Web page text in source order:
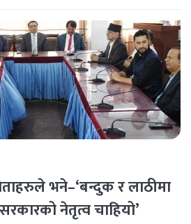
भने–‘बन्दुक र लाठीमा
नेतृत्व चाहियो’